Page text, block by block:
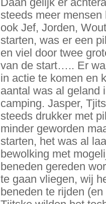
steeds meer
ook Jef, Jorden,
starten, was er een
en viel door twee
van de start….. Er
in actie te komen en
aantal was al geland
camping. Jasper,
steeds drukker met
minder geworden
starten, het was al
bewolking met
beneden gereden
te gaan vliegen, wij
beneden te rijden